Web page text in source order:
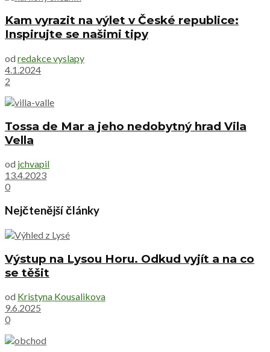
Kam vyrazit na výlet v České republice:
Inspirujte se našimi tipy
od redakce vyslapy
4.1.2024
2
Tossa de Mar a jeho nedobytný hrad Vila
Vella
od jchvapil
13.4.2023
0
Nejčtenější články
Výstup na Lysou Horu. Odkud vyjít a na co
se těšit
od Kristyna Kousalikova
9.6.2025
0